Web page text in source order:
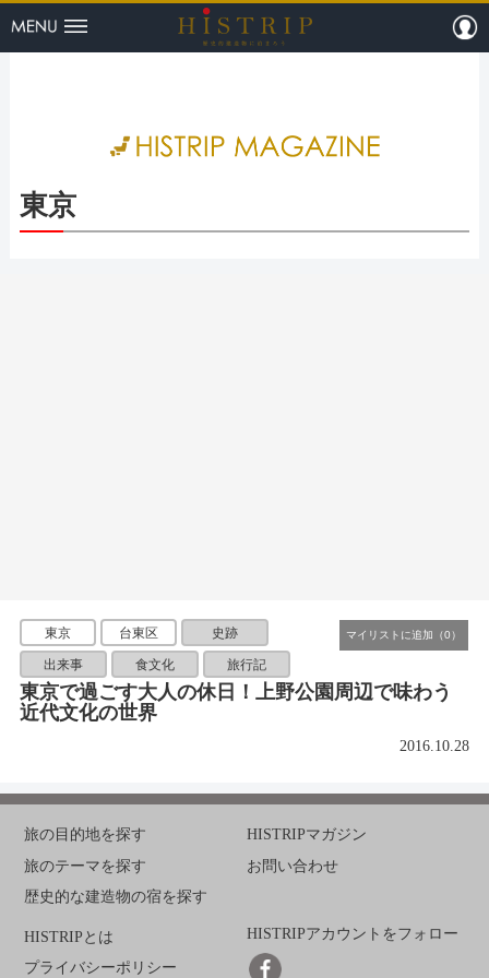
HISTRIP（
東京
東京 台東区 史跡
出来事 食文化 旅行記
東京で過ごす大人の休日！上野公園周辺で味わう
近代文化の世界
2016.10.28
旅の目的地を探す
旅のテーマを探す
歴史的な建造物の宿を探す
HISTRIPマガジン
お問い合わせ
HISTRIPとは
プライバシーポリシー
HISTRIPアカウントをフォロー